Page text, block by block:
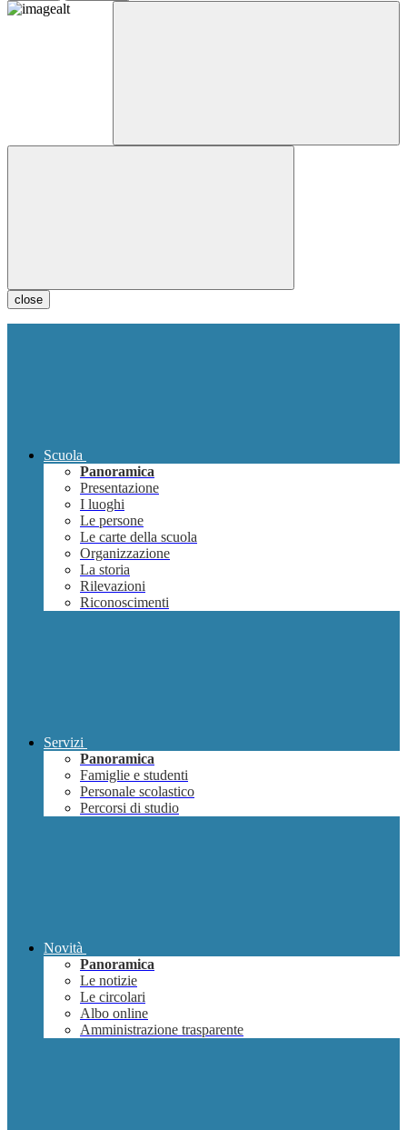
close
Scuola
Panoramica
Presentazione
I luoghi
Le persone
Le carte della scuola
Organizzazione
La storia
Rilevazioni
Riconoscimenti
Servizi
Panoramica
Famiglie e studenti
Personale scolastico
Percorsi di studio
Novità
Panoramica
Le notizie
Le circolari
Albo online
Amministrazione trasparente